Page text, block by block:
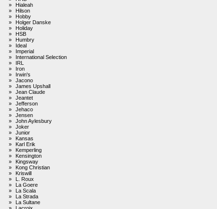
»
Hialeah
»
Hilson
»
Hobby
»
Holger Danske
»
Holiday
»
HSB
»
Humbry
»
Ideal
»
Imperial
»
International Selection
»
IRL
»
Iron
»
Irwin's
»
Jacono
»
James Upshall
»
Jean Claude
»
Jeantet
»
Jefferson
»
Jehaco
»
Jensen
»
John Aylesbury
»
Joker
»
Junior
»
Kansas
»
Karl Erik
»
Kemperling
»
Kensington
»
Kingsway
»
Kong Christian
»
Kriswill
»
L. Roux
»
La Goere
»
La Scala
»
La Strada
»
La Sultane